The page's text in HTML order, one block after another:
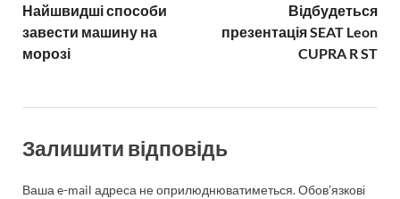
Найшвидші способи
завести машину на
морозі
Відбудеться
презентація SEAT Leon
CUPRA R ST
Залишити відповідь
Ваша e-mail адреса не оприлюднюватиметься.Обов’язкові